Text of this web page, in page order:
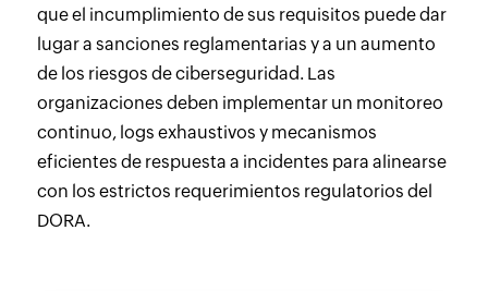
que el incumplimiento de sus requisitos puede dar
lugar a sanciones reglamentarias y a un aumento
de los riesgos de ciberseguridad. Las
organizaciones deben implementar un monitoreo
continuo, logs exhaustivos y mecanismos
eficientes de respuesta a incidentes para alinearse
con los estrictos requerimientos regulatorios del
DORA.